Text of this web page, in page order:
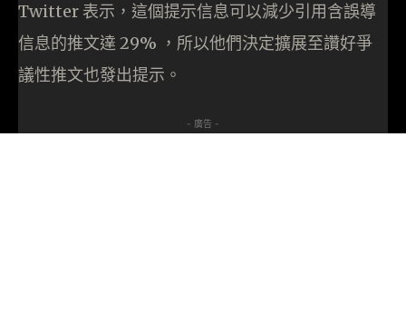
Twitter 表示，這個提示信息可以減少引用含誤導
信息的推文達 29% ，所以他們決定擴展至讚好爭
議性推文也發出提示。
- 廣告 -